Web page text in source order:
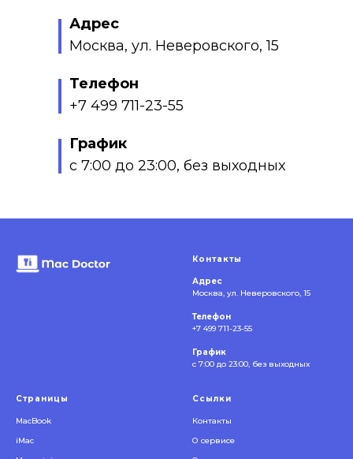
Адрес
Москва, ул. Неверовского, 15
График
с 7:00 до 23:00, без выходных
Телефон
+7 499 711-23-55
Контакты
Адрес
Москва, ул. Неверовского, 15
Телефон
+7 499 711-23-55
График
с 7:00 до 23:00, без выходных
Страницы
MacBook
iMac
Ссылки
Контакты
О сервисе